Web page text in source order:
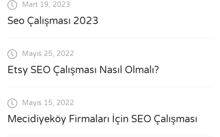
Mart 19, 2023
Seo Çalışması 2023
Mayıs 25, 2022
Etsy SEO Çalışması Nasıl Olmalı?
Mayıs 15, 2022
Mecidiyeköy Firmaları İçin SEO Çalışması